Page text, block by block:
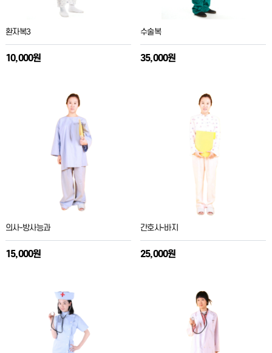
환자복3
10,000원
수술복
35,000원
의사-방사능과
15,000원
간호사-바지
25,000원